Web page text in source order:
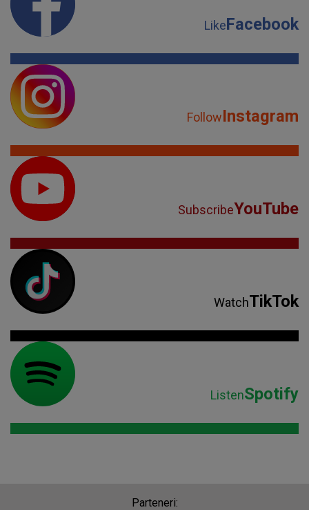
LikeFacebook
FollowInstagram
SubscribeYouTube
WatchTikTok
ListenSpotify
Parteneri: